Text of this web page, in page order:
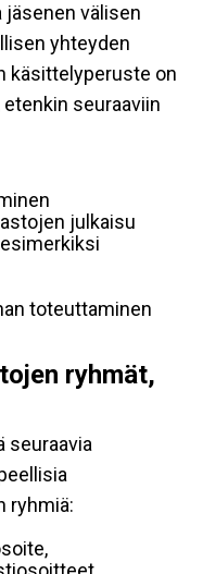
välisen
yhteyden
käsittelyperuste on
seuraaviin
julkaisu
toteuttaminen
ryhmät,
seuraavia
ryhmiä: